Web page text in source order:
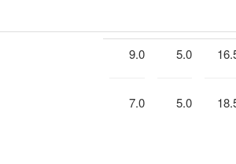
9.0
7.0
5.0
5.0